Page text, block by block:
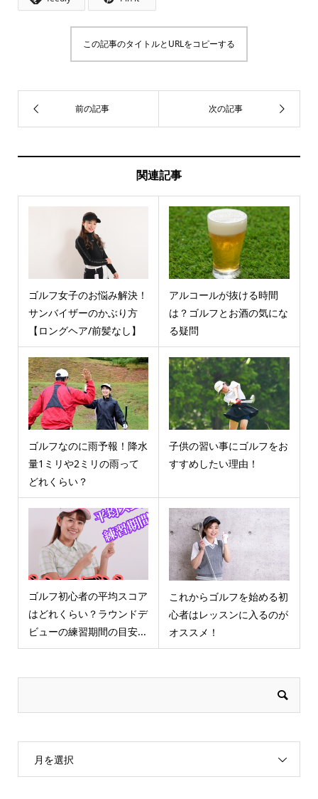
この記事のタイトルとURLをコピーする
関連記事
ゴルフ女子のお悩み解決！
サンバイザーのかぶり方
【ロングヘア/前髪なし】
アルコールが抜ける時間
は？ゴルフとお酒の気にな
る疑問
ゴルフなのに雨予報！降水
量1ミリや2ミリの雨って
どれくらい？
子供の習い事にゴルフをお
すすめしたい理由！
ゴルフ初心者の平均スコア
はどれくらい？ラウンドデ
ビューの練習期間の目安...
これからゴルフを始める初
心者はレッスンに入るのが
オススメ！
月を選択